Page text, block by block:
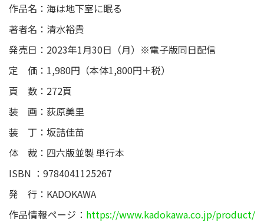
作品名：海は地下室に眠る
著者名：清水裕貴
発売日：2023年1月30日（月）※電子版同日配信
定 価：1,980円（本体1,800円＋税）
頁 数：272頁
装 画：荻原美里
装 丁：坂詰佳苗
体 裁：四六版並製 単行本
ISBN ：9784041125267
発 行：KADOKAWA
作品情報ページ： https://www.kadokawa.co.jp/product/